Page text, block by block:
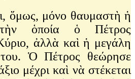
ὅμως, μόνο θαυμαστὴ ἡ
ὁποία ὁ Πέτρος
ἀλλὰ καὶ ἡ μεγάλη
του. Ὁ Πέτρος θεώρησε
μέχρι καὶ νὰ στέκεται